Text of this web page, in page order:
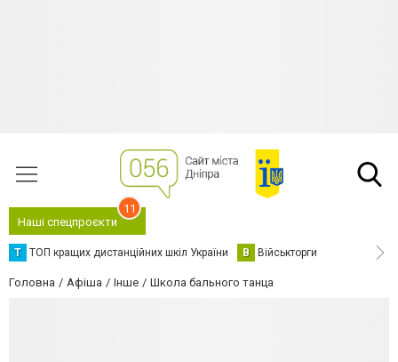
Наші спецпроєкти
11
Т ТОП кращих дистанційних шкіл України В Військторги
Головна Афіша Інше Школа бального танца